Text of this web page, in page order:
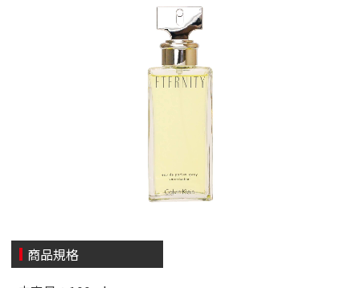
商品規格